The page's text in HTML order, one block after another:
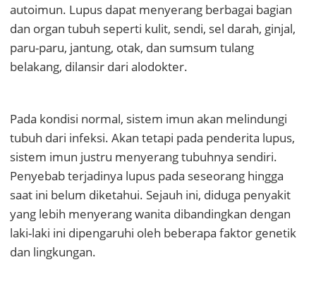
autoimun. Lupus dapat menyerang berbagai bagian
dan organ tubuh seperti kulit, sendi, sel darah, ginjal,
paru-paru, jantung, otak, dan sumsum tulang
belakang, dilansir dari alodokter.
Pada kondisi normal, sistem imun akan melindungi
tubuh dari infeksi. Akan tetapi pada penderita lupus,
sistem imun justru menyerang tubuhnya sendiri.
Penyebab terjadinya lupus pada seseorang hingga
saat ini belum diketahui. Sejauh ini, diduga penyakit
yang lebih menyerang wanita dibandingkan dengan
laki-laki ini dipengaruhi oleh beberapa faktor genetik
dan lingkungan.